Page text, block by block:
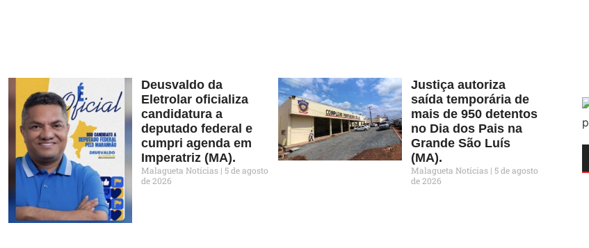
Deusvaldo da
Eletrolar oficializa
candidatura a
deputado federal e
cumpri agenda em
Imperatriz (MA).
Malagueta Notícias 5 de agosto
de 2026
Justiça autoriza
saída temporária de
mais de 950 detentos
no Dia dos Pais na
Grande São Luís
(MA).
Malagueta Notícias 5 de agosto
de 2026